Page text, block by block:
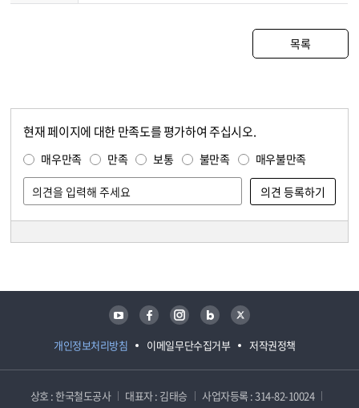
목록
현재 페이지에 대한 만족도를 평가하여 주십시오.
매우만족 만족 보통 불만족 매우불만족
개인정보처리방침 이메일무단수집거부 저작권정책
유튜브 페이스북 인스타그램 블로그 트위터
상호 : 한국철도공사 대표자 : 김태승
사업자등록 : 314-82-10024